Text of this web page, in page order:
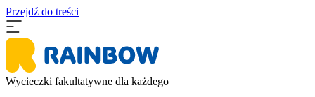
Przejdź do treści
Wycieczki fakultatywne dla każdego